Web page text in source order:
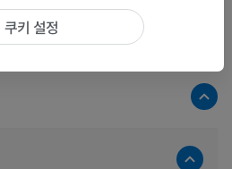
쿠키 설정